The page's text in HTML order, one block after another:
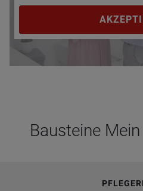
Bau­steine